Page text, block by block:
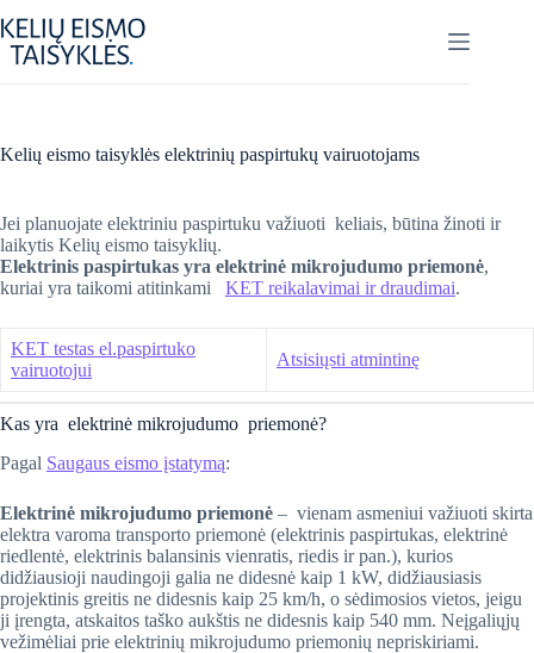
to
content
​Kelių eismo taisyklės elektrinių paspirtukų vairuotojams
Jei planuojate elektriniu paspirtuku važiuoti keliais, būtina žinoti ir
laikytis Kelių eismo taisyklių.
Elektrinis paspirtukas yra elektrinė mikrojudumo priemonė,
kuriai yra taikomi atitinkami KET reikalavimai ir draudimai.
KET testas el.paspirtuko
vairuotojui
Atsisiųsti atmintinę
Kas yra elektrinė mikrojudumo priemonė?
Pagal Saugaus eismo įstatymą:
Elektrinė mikrojudumo priemonė – vienam asmeniui važiuoti skirta
elektra varoma transporto priemonė (elektrinis paspirtukas, elektrinė
riedlentė, elektrinis balansinis vienratis, riedis ir pan.), kurios
didžiausioji naudingoji galia ne didesnė kaip 1 kW, didžiausiasis
projektinis greitis ne didesnis kaip 25 km/h, o sėdimosios vietos, jeigu
ji įrengta, atskaitos taško aukštis ne didesnis kaip 540 mm. Neįgaliųjų
vežimėliai prie elektrinių mikrojudumo priemonių nepriskiriami.